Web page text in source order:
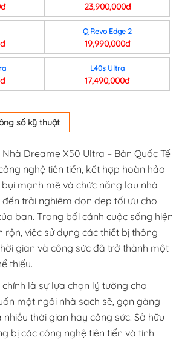
23,900,000đ
Q Revo Edge 2
19,990,000đ
L40s Ultra
17,490,000đ
số kỹ thuật
Dreame X50 Ultra – Bản Quốc Tế
nghệ tiên tiến, kết hợp hoàn hảo
mạnh mẽ và chức năng lau nhà
trải nghiệm dọn dẹp tối ưu cho
bạn. Trong bối cảnh cuộc sống hiện
việc sử dụng các thiết bị thông
gian và công sức đã trở thành một
thiếu.
là sự lựa chọn lý tưởng cho
một ngôi nhà sạch sẽ, gọn gàng
thời gian hay công sức. Sở hữu
bị các công nghệ tiên tiến và tính